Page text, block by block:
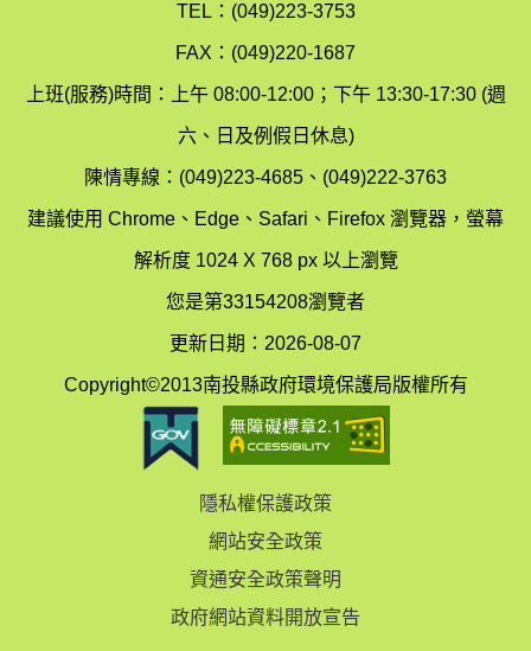
保
局
圖
染
制
科
(南
TEL：(049)223-3753
FAX：(049)220-1687
上班(服務)時間：上午 08:00-12:00；下午 13:30-17:30 (週
六、日及例假日休息)
陳情專線：(049)223-4685、(049)222-3763
建議使用 Chrome、Edge、Safari、Firefox 瀏覽器，螢幕
解析度 1024 X 768 px 以上瀏覽
您是第33154208瀏覽者
更新日期：2026-08-07
Copyright©2013南投縣政府環境保護局版權所有
隱私權保護政策
網站安全政策
資通安全政策聲明
政府網站資料開放宣告